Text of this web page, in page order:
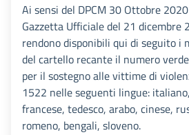
Ai sensi del DPCM 30 Ottobre
Gazzetta Ufficiale del 21 dicembre
rendono disponibili qui di seguito i
del cartello recante il numero
per il sostegno alle vittime di
1522 nelle seguenti lingue:
francese, tedesco, arabo, cinese,
romeno, bengali, sloveno.